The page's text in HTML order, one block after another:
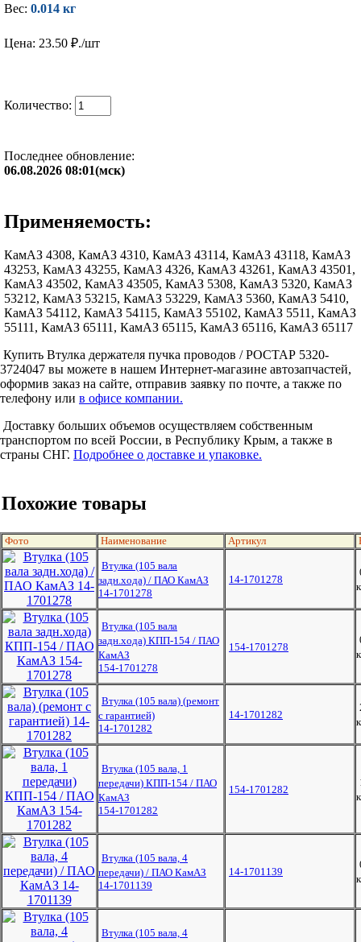
Вес: 0.014 кг
Цена: 23.50 ₽./шт
Количество:
Последнее обновление:
06.08.2026 08:01(мск)
Применяемость:
КамАЗ 4308, КамАЗ 4310, КамАЗ 43114, КамАЗ 43118, КамАЗ
43253, КамАЗ 43255, КамАЗ 4326, КамАЗ 43261, КамАЗ 43501,
КамАЗ 43502, КамАЗ 43505, КамАЗ 5308, КамАЗ 5320, КамАЗ
53212, КамАЗ 53215, КамАЗ 53229, КамАЗ 5360, КамАЗ 5410,
КамАЗ 54112, КамАЗ 54115, КамАЗ 55102, КамАЗ 5511, КамАЗ
55111, КамАЗ 65111, КамАЗ 65115, КамАЗ 65116, КамАЗ 65117
Купить Втулка держателя пучка проводов / РОСТАР 5320-
3724047 вы можете в нашем Интернет-магазине автозапчастей,
оформив заказ на сайте, отправив заявку по почте, а также по
телефону или в офисе компании.
Доставку больших объемов осуществляем собственным
транспортом по всей России, в Республику Крым, а также в
страны СНГ. Подробнее о доставке и упаковке.
Похожие товары
Фото Наименование Артикул
Втулка (105 вала
задн.хода) / ПАО КамАЗ
14-1701278
14-1701278
Втулка (105 вала
задн.хода) КПП-154 / ПАО
КамАЗ
154-1701278
154-1701278
Втулка (105 вала) (ремонт
с гарантией)
14-1701282
14-1701282
Втулка (105 вала, 1
передачи) КПП-154 / ПАО
КамАЗ
154-1701282
154-1701282
Втулка (105 вала, 4
передачи) / ПАО КамАЗ
14-1701139
14-1701139
Втулка (105 вала, 4